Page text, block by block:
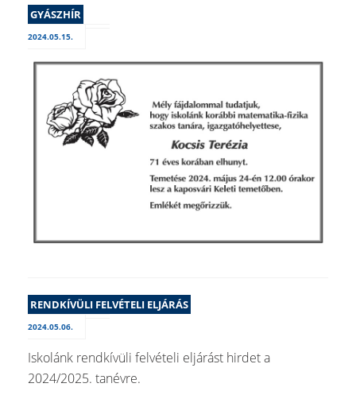
GYÁSZHÍR
2024.05.15.
RENDKÍVÜLI FELVÉTELI ELJÁRÁS
2024.05.06.
Iskolánk rendkívüli felvételi eljárást hirdet a
2024/2025. tanévre.